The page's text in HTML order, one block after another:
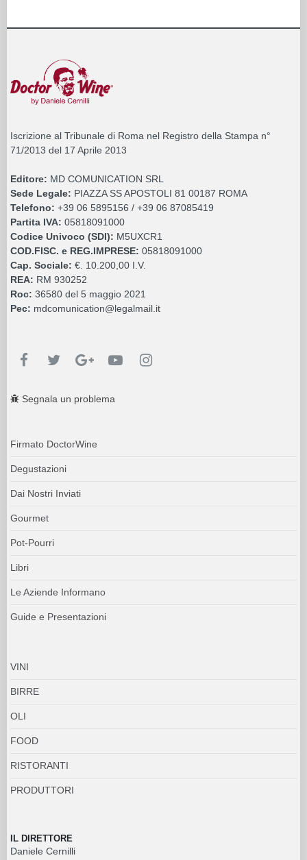
Iscrizione al Tribunale di Roma nel Registro della Stampa n°
71/2013 del 17 Aprile 2013
Editore: MD COMUNICATION SRL
Sede Legale: PIAZZA SS APOSTOLI 81 00187 ROMA
Telefono: +39 06 5895156 / +39 06 87085419
Partita IVA: 05818091000
Codice Univoco (SDI): M5UXCR1
COD.FISC. e REG.IMPRESE: 05818091000
Cap. Sociale: €. 10.200,00 I.V.
REA: RM 930252
Roc: 36580 del 5 maggio 2021
Pec: mdcomunication@legalmail.it
Segnala un problema
Firmato DoctorWine
Degustazioni
Dai Nostri Inviati
Gourmet
Pot-Pourri
Libri
Le Aziende Informano
Guide e Presentazioni
VINI
BIRRE
OLI
FOOD
RISTORANTI
PRODUTTORI
IL DIRETTORE
Daniele Cernilli